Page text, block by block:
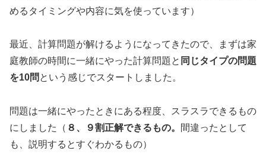
めるタイミングや内容に気を使っています）
最近、計算問題が解けるようになってきたので、まずは家
庭教師の時間に一緒にやった計算問題と 同じタイプの問題
を10問 という感じでスタートしました。
問題は一緒にやったときにある程度、スラスラできるもの
にしました（ ８、９割正解できるもの。
間違ったとして
も、説明するとすぐわかるもの）